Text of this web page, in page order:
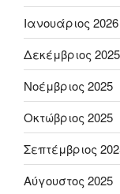
Ιανουάριος 2026
Δεκέμβριος 2025
Νοέμβριος 2025
Οκτώβριος 2025
Σεπτέμβριος
Αύγουστος 2025